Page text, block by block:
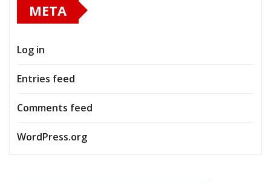
META
Log in
Entries feed
Comments feed
WordPress.org